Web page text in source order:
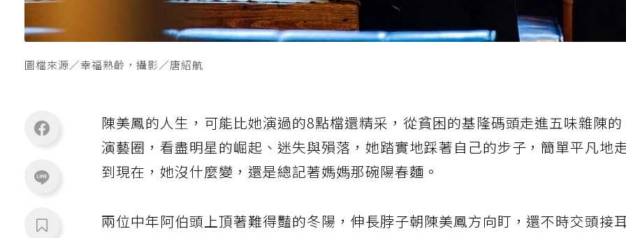
圖檔來源／幸福熟齡，攝影／唐紹航
陳美鳳的人生，可能比她演過的8點檔還精采，從貧困的基隆碼頭走進五味雜陳的
演藝圈，看盡明星的崛起、迷失與殞落，她踏實地踩著自己的步子，簡單平凡地
到現在，她沒什麼變，還是總記著媽媽那碗陽春麵。
兩位中年阿伯頭上頂著難得豔的冬陽，伸長脖子朝陳美鳳方向盯，還不時交頭接